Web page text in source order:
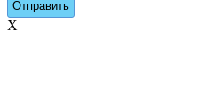
X